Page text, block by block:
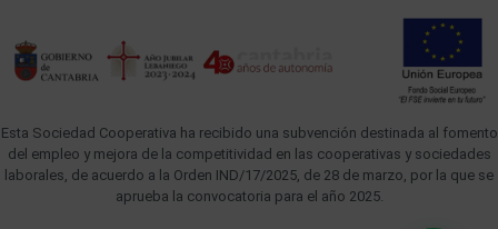
Esta Sociedad Cooperativa ha recibido una subvención destinada al fomento
del empleo y mejora de la competitividad en las cooperativas y sociedades
laborales, de acuerdo a la Orden IND/17/2025, de 28 de marzo, por la que se
aprueba la convocatoria para el año 2025.